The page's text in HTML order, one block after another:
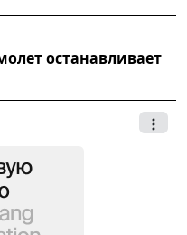
останавливает